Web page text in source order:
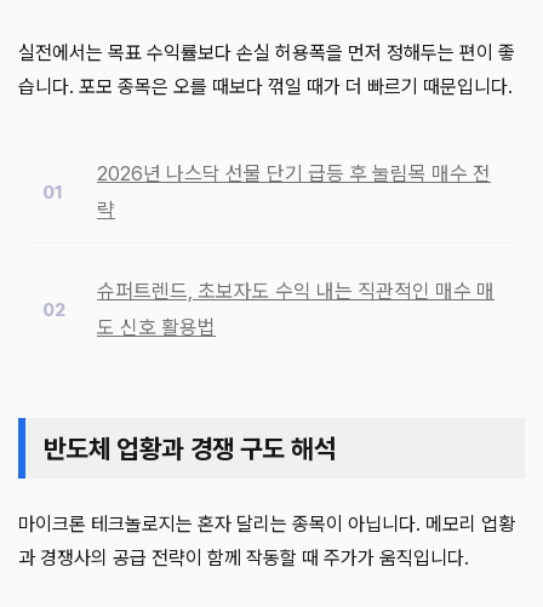
실전에서는 목표 수익률보다 손실 허용폭을 먼저 정해두는 편이 좋
습니다. 포모 종목은 오를 때보다 꺾일 때가 더 빠르기 때문입니다.
2026년 나스닥 선물 단기 급등 후 눌림목 매수 전
략
슈퍼트렌드, 초보자도 수익 내는 직관적인 매수 매
도 신호 활용법
반도체 업황과 경쟁 구도 해석
마이크론 테크놀로지는 혼자 달리는 종목이 아닙니다. 메모리 업황
과 경쟁사의 공급 전략이 함께 작동할 때 주가가 움직입니다.